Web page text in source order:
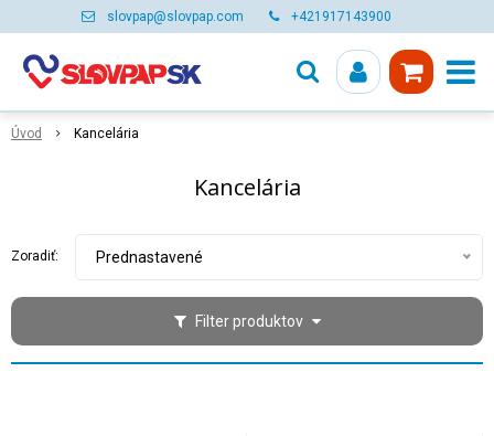
slovpap@slovpap.com +421917143900
Úvod Kancelária
Kancelária
Filter produktov
Zoradiť: Prednastavené